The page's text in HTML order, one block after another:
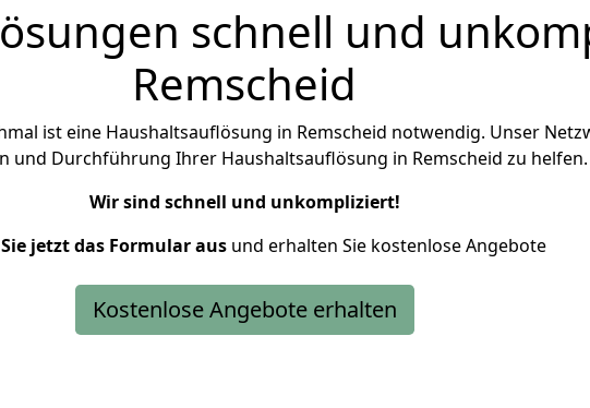
schnell und
Remscheid
ist eine Haushaltsauflösung in Remscheid notwendig. Unser
und Durchführung Ihrer Haushaltsauflösung in Remscheid zu helfen.
Wir sind schnell und unkompliziert!
jetzt das Formular aus und erhalten Sie kostenlose Angebote
Kostenlose Angebote erhalten